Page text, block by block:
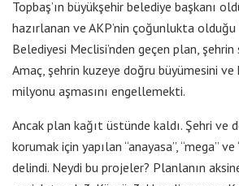
Topbaş’ın büyükşehir belediye başkanı
hazırlanan ve AKP’nin çoğunlukta
Belediyesi Meclisi’nden geçen plan, şehrin
Amaç, şehrin kuzeye doğru büyümesini
milyonu aşmasını engellemekti.
Ancak plan kağıt üstünde kaldı. Şehri ve
korumak için yapılan “anayasa”, “mega”
delindi. Neydi bu projeler? Planlanın